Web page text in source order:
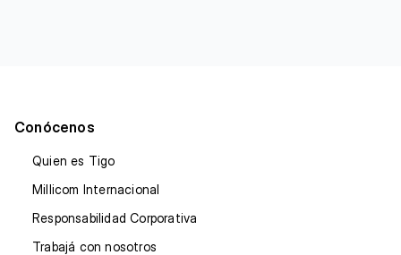
Conócenos
Quien es Tigo
Millicom Internacional
Responsabilidad Corporativa
Trabajá con nosotros